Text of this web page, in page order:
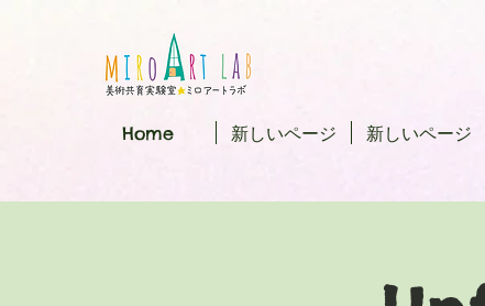
Home 新しいページ 新しいページ